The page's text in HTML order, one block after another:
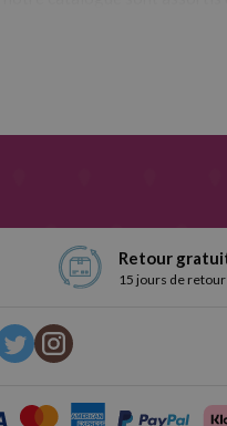
Retour
15 jours de